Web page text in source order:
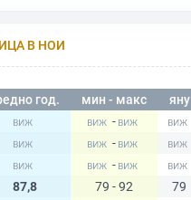
В НОИ
год. мин - макс яну
-
-
-
87,8 79 - 92 79